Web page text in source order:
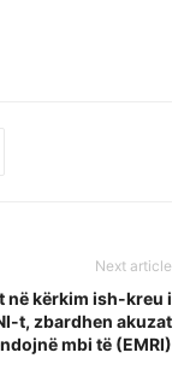
Next article
në kërkim ish-kreu i
t, zbardhen akuzat
mbi të (EMRI)